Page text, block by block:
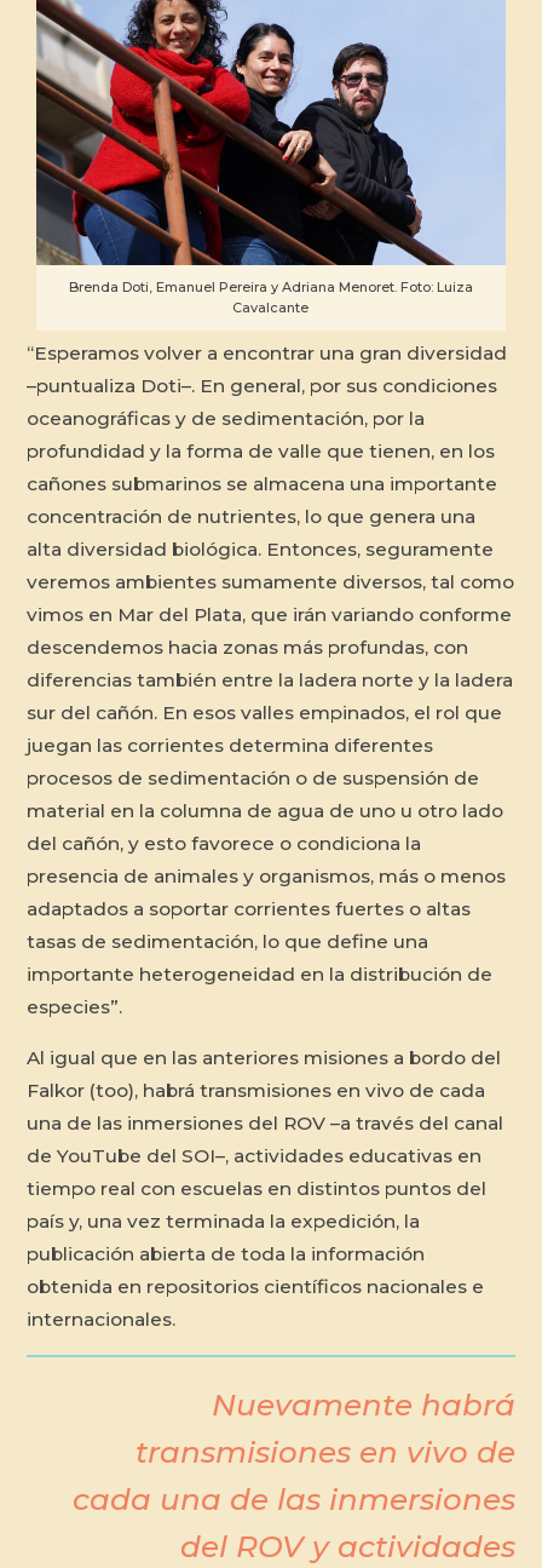
Brenda Doti, Emanuel Pereira y Adriana Menoret. Foto: Luiza
Cavalcante
“Esperamos volver a encontrar una gran diversidad
–puntualiza Doti–. En general, por sus condiciones
oceanográficas y de sedimentación, por la
profundidad y la forma de valle que tienen, en los
cañones submarinos se almacena una importante
concentración de nutrientes, lo que genera una
alta diversidad biológica. Entonces, seguramente
veremos ambientes sumamente diversos, tal como
vimos en Mar del Plata, que irán variando conforme
descendemos hacia zonas más profundas, con
diferencias también entre la ladera norte y la ladera
sur del cañón. En esos valles empinados, el rol que
juegan las corrientes determina diferentes
procesos de sedimentación o de suspensión de
material en la columna de agua de uno u otro lado
del cañón, y esto favorece o condiciona la
presencia de animales y organismos, más o menos
adaptados a soportar corrientes fuertes o altas
tasas de sedimentación, lo que define una
importante heterogeneidad en la distribución de
especies”.
Al igual que en las anteriores misiones a bordo del
Falkor (too), habrá transmisiones en vivo de cada
una de las inmersiones del ROV –a través del canal
de YouTube del SOI–, actividades educativas en
tiempo real con escuelas en distintos puntos del
país y, una vez terminada la expedición, la
publicación abierta de toda la información
obtenida en repositorios científicos nacionales e
internacionales.
Nuevamente habrá
transmisiones en vivo de
cada una de las inmersiones
del ROV y actividades